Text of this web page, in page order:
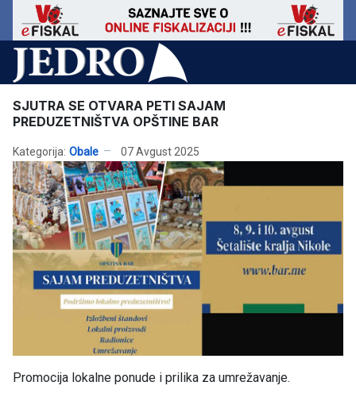
SJUTRA SE OTVARA PETI SAJAM
PREDUZETNIŠTVA OPŠTINE BAR
Kategorija: Obale 07 Avgust 2025
Promocija lokalne ponude i prilika za umrežavanje.